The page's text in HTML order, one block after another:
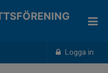
Logga in